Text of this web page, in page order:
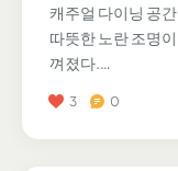
캐주얼 다이닝 공
따뜻한 노란 조명
껴졌다.…
3 0